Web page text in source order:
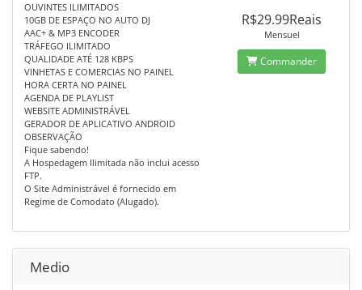
OUVINTES ILIMITADOS
10GB DE ESPAÇO NO AUTO DJ
AAC+ & MP3 ENCODER
TRÁFEGO ILIMITADO
QUALIDADE ATÉ 128 KBPS
VINHETAS E COMERCIAS NO PAINEL
HORA CERTA NO PAINEL
AGENDA DE PLAYLIST
WEBSITE ADMINISTRÁVEL
GERADOR DE APLICATIVO ANDROID
OBSERVAÇÃO
Fique sabendo!
A Hospedagem Ilimitada não inclui acesso
FTP.
O Site Administrável é fornecido em
Regime de Comodato (Alugado).
R$29.99Reais
Mensuel
Commander
Medio